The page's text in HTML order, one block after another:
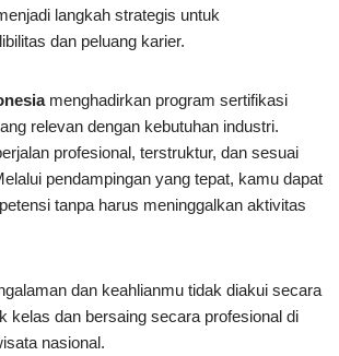
langkah strategis untuk
dan peluang karier.
menghadirkan program sertifikasi
relevan dengan kebutuhan industri.
profesional, terstruktur, dan sesuai
pendampingan yang tepat, kamu dapat
tanpa harus meninggalkan aktivitas
dan keahlianmu tidak diakui secara
kelas dan bersaing secara profesional di
nasional.